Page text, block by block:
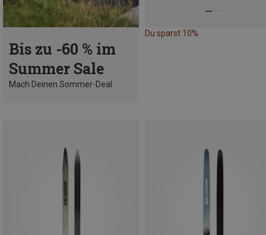
Bis zu -60 % im
Summer Sale
Mach Deinen Sommer-Deal
Du sparst 10%